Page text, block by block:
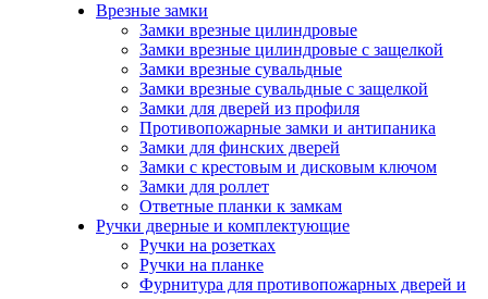
Врезные замки
Замки врезные цилиндровые
Замки врезные цилиндровые с защелкой
Замки врезные сувальдные
Замки врезные сувальдные с защелкой
Замки для дверей из профиля
Противопожарные замки и антипаника
Замки для финских дверей
Замки с крестовым и дисковым ключом
Замки для роллет
Ответные планки к замкам
Ручки дверные и комплектующие
Ручки на розетках
Ручки на планке
Фурнитура для противопожарных дверей и